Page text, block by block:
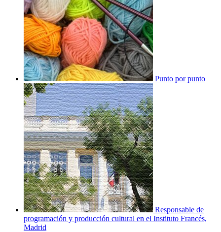
Punto por punto
Responsable de
programación y producción cultural en el Instituto Francés,
Madrid